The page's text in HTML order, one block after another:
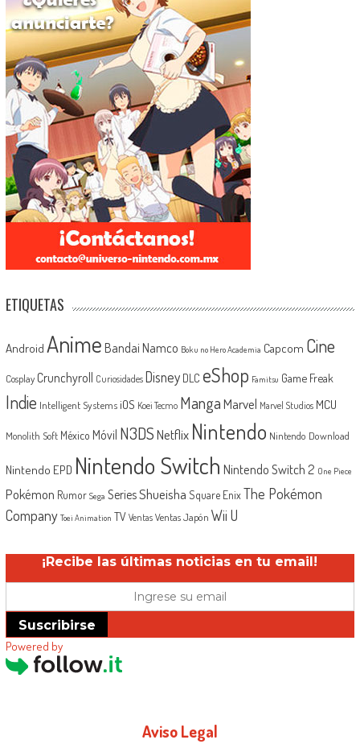
ETIQUETAS
Android Anime Bandai Namco Boku no Hero Academia Capcom Cine
Cosplay Crunchyroll Curiosidades Disney DLC eShop Famitsu Game Freak
Indie Intelligent Systems iOS Koei Tecmo MangaMarvel Marvel Studios MCU
Monolith Soft México Móvil N3DSNetflix Nintendo Nintendo Download
Nintendo EPD Nintendo Switch Nintendo Switch 2 One Piece
Pokémon Rumor Sega SeriesShueisha Square EnixThe Pokémon
Company Toei Animation TV Ventas Ventas Japón Wii U
¡Recibe las últimas noticias en tu email!
Suscribirse
Powered by
Aviso Legal